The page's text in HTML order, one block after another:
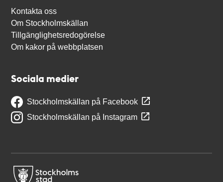
Kontakta oss
Om Stockholmskällan
Tillgänglighetsredogörelse
Om kakor på webbplatsen
Sociala medier
Stockholmskällan på Facebook
Stockholmskällan på Instagram